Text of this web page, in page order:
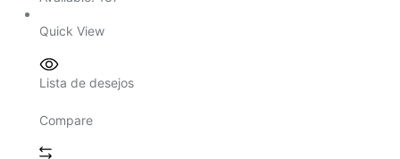
Quick View
Lista de desejos
Compare